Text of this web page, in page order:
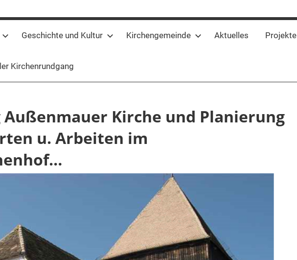
Geschichte und Kultur Kirchengemeinde Aktuelles Projekte
Kirchenrundgang
Außenmauer Kirche und Planierung
u. Arbeiten im